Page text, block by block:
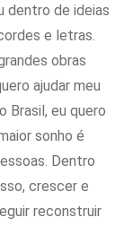
dentro de ideias
e letras.
obras
ajudar meu
Brasil, eu quero
sonho é
Dentro
crescer e
reconstruir